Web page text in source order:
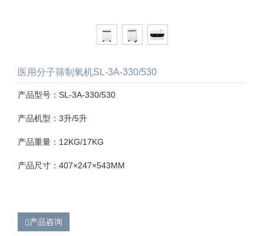
医用分子筛制氧机SL-3A-330/530
产品型号：SL-3A-330/530
产品机型：3升/5升
产品重量：12KG/17KG
产品尺寸：407×247×543MM
产品咨询